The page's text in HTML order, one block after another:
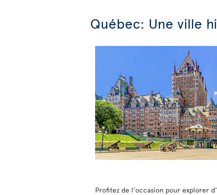
Québec: Une ville
Profitez de l'occasion pour explorer